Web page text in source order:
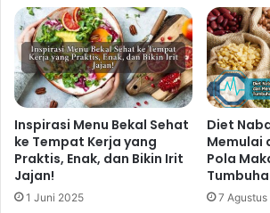
yang Cocok untuk
Modern
2 hari ago
2. Telur Rebus/Ceplok
Sayuran
Telur merupakan sumber protein
mudah diolah. Rebus atau ceplok
Inspirasi Menu Bekal Sehat
ke Tempat Kerja yang
Praktis, Enak, dan Bikin Irit
Jajan!
1 Juni 2025
Diet
Memulai
Pola
7